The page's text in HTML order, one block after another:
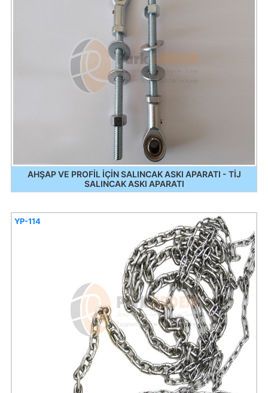
AHŞAP VE PROFİL İÇİN SALINCAK ASKI APARATI - TİJ
SALINCAK ASKI APARATI
YP-114